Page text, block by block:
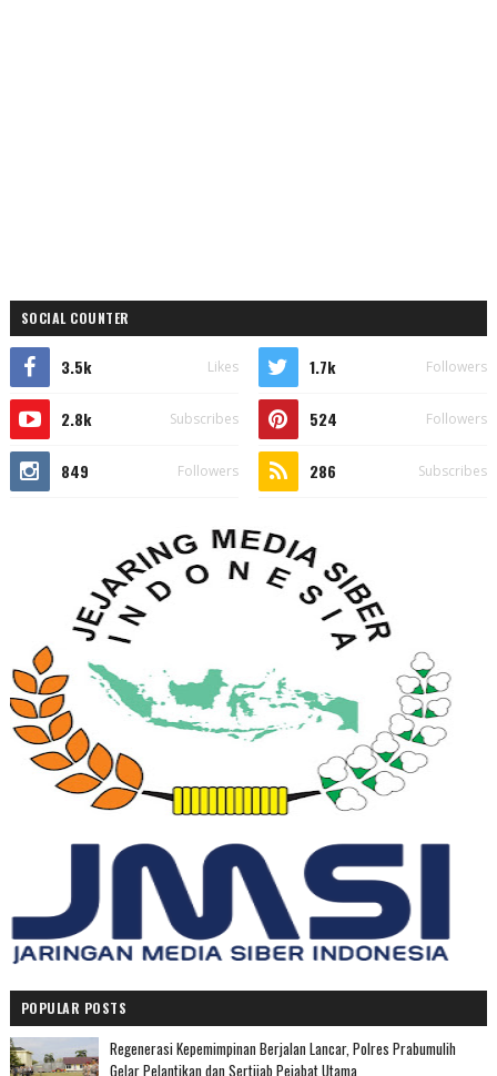
SOCIAL COUNTER
3.5k Likes 1.7k Followers
2.8k Subscribes 524 Followers
849 Followers 286 Subscribes
POPULAR POSTS
Regenerasi Kepemimpinan Berjalan Lancar, Polres Prabumulih
Gelar Pelantikan dan Sertijab Pejabat Utama